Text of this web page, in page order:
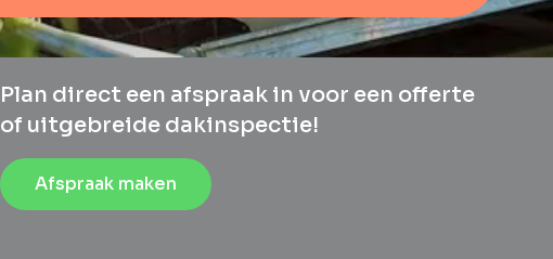
Plan direct een afspraak in voor een offerte
of uitgebreide dakinspectie!
Afspraak maken